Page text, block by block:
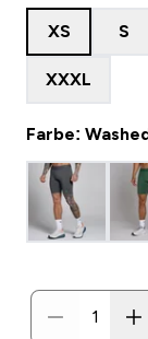
XS S
XXXL
Farbe: